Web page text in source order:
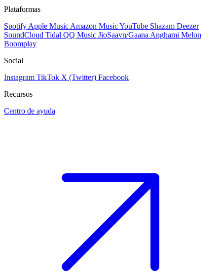
Plataformas
Spotify Apple Music Amazon MusicYouTube Shazam Deezer
SoundCloud Tidal QQ Music JioSaavn/Gaana Anghami Melon
Boomplay
Social
Instagram TikTok X (Twitter) Facebook
Recursos
Centro de ayuda